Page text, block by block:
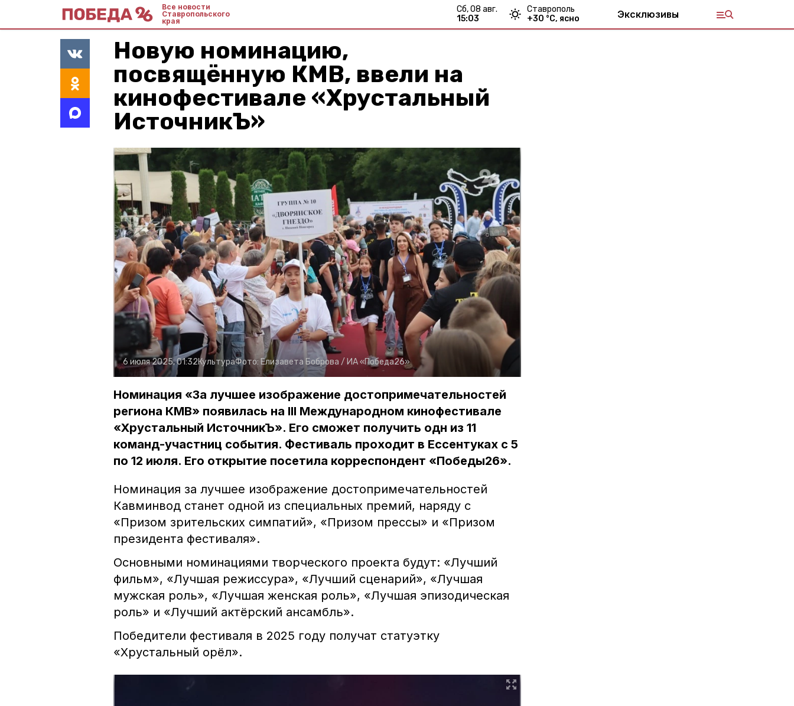
Все новости
Ставропольского
края
сб, 08 авг.
15:03
Ставрополь
+30 °С, ясно Эксклюзивы
Новую номинацию,
посвящённую КМВ, ввели на
кинофестивале «Хрустальный
ИсточникЪ»
6 июля 2025, 01:32КультураФото: Елизавета Боброва / ИА «Победа26»
Номинация «За лучшее изображение достопримечательностей
региона КМВ» появилась на III Международном кинофестивале
«Хрустальный ИсточникЪ». Его сможет получить одн из 11
команд-участниц события. Фестиваль проходит в Ессентуках с 5
по 12 июля. Его открытие посетила корреспондент «Победы26».
Номинация за лучшее изображение достопримечательностей
Кавминвод станет одной из специальных премий, наряду с
«Призом зрительских симпатий», «Призом прессы» и «Призом
президента фестиваля».
Основными номинациями творческого проекта будут: «Лучший
фильм», «Лучшая режиссура», «Лучший сценарий», «Лучшая
мужская роль», «Лучшая женская роль», «Лучшая эпизодическая
роль» и «Лучший актёрский ансамбль».
Победители фестиваля в 2025 году получат статуэтку
«Хрустальный орёл».